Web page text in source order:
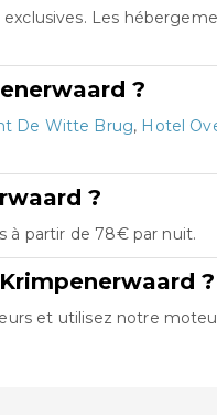
Les
?
De Witte Brug, Hotel
?
à partir de 78€ par nuit.
?
et utilisez notre